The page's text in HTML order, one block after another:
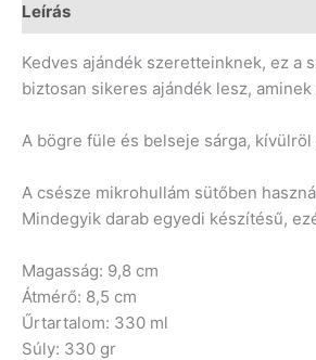
Leírás
Kedves ajándék szeretteinknek, ez a
biztosan sikeres ajándék lesz,
A bögre füle és belseje sárga,
A csésze mikrohullám sütőben
Mindegyik darab egyedi készítésű,
Magasság: 9,8 cm
Átmérő: 8,5 cm
Űrtartalom: 330 ml
Súly: 330 gr